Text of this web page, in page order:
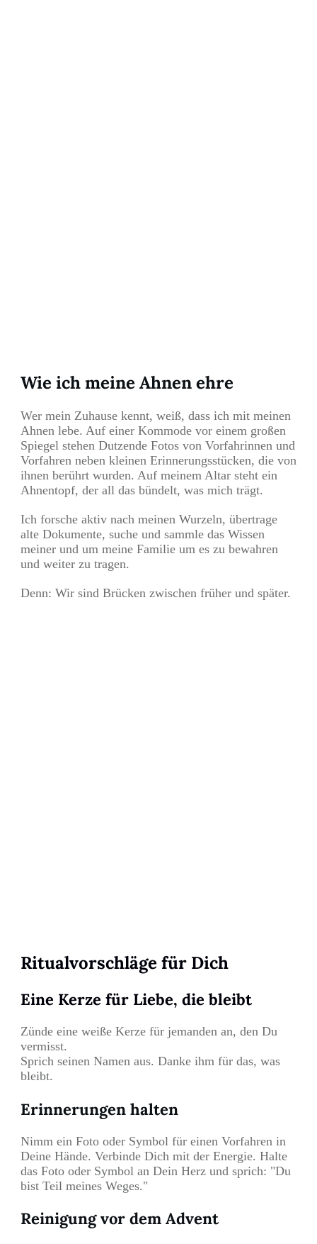
Wie ich meine Ahnen ehre
Wer mein Zuhause kennt, weiß, dass ich mit meinen
Ahnen lebe. Auf einer Kommode vor einem großen
Spiegel stehen Dutzende Fotos von Vorfahrinnen und
Vorfahren neben kleinen Erinnerungsstücken, die von
ihnen berührt wurden. Auf meinem Altar steht ein
Ahnentopf, der all das bündelt, was mich trägt.
Ich forsche aktiv nach meinen Wurzeln, übertrage
alte Dokumente, suche und sammle das Wissen
meiner und um meine Familie um es zu bewahren
und weiter zu tragen.
Denn: Wir sind Brücken zwischen früher und später.
Ritualvorschläge für Dich
Eine Kerze für Liebe, die bleibt
Zünde eine weiße Kerze für jemanden an, den Du
vermisst.
Sprich seinen Namen aus. Danke ihm für das, was
bleibt.
Erinnerungen halten
Nimm ein Foto oder Symbol für einen Vorfahren in
Deine Hände. Verbinde Dich mit der Energie. Halte
das Foto oder Symbol an Dein Herz und sprich: "Du
bist Teil meines Weges."
Reinigung vor dem Advent